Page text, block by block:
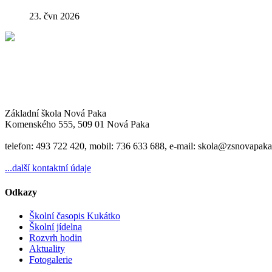
23. čvn 2026
Základní škola Nová Paka
Komenského 555, 509 01 Nová Paka
telefon: 493 722 420, mobil: 736 633 688, e-mail:
...další kontaktní údaje
Odkazy
Školní časopis Kukátko
Školní jídelna
Rozvrh hodin
Aktuality
Fotogalerie